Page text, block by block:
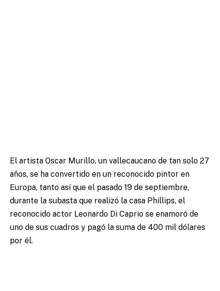
El artista Oscar Murillo, un vallecaucano de tan solo 27
años, se ha convertido en un reconocido pintor en
Europa, tanto así que el pasado 19 de septiembre,
durante la subasta que realizó la casa Phillips, el
reconocido actor Leonardo Di Caprio se enamoró de
uno de sus cuadros y pagó la suma de 400 mil dólares
por él.